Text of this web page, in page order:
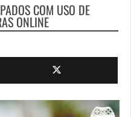
COM USO DE
ONLINE